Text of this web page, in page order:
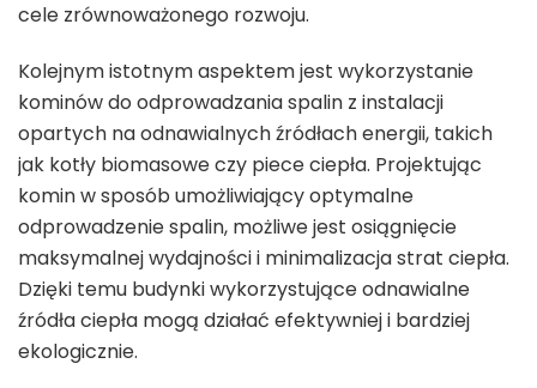
cele zrównoważonego rozwoju.
Kolejnym istotnym aspektem jest wykorzystanie
kominów do odprowadzania spalin z instalacji
opartych na odnawialnych źródłach energii, takich
jak kotły biomasowe czy piece ciepła. Projektując
komin w sposób umożliwiający optymalne
odprowadzenie spalin, możliwe jest osiągnięcie
maksymalnej wydajności i minimalizacja strat ciepła.
Dzięki temu budynki wykorzystujące odnawialne
źródła ciepła mogą działać efektywniej i bardziej
ekologicznie.